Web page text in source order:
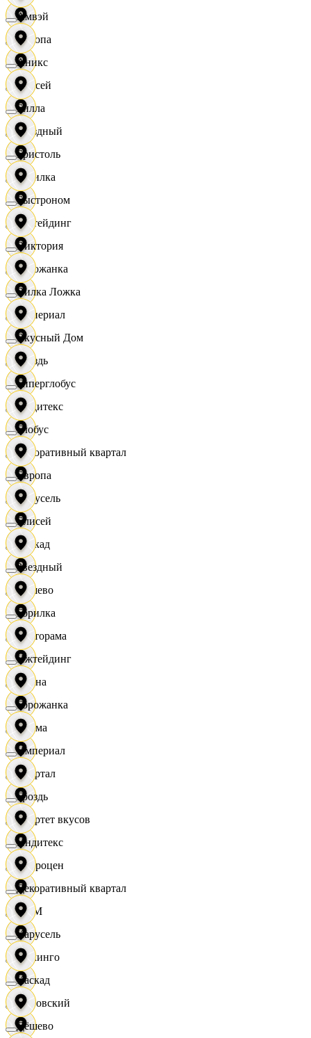
Европа
Елисей
Звездный
Горилка
Ижтейдинг
Горожанка
Империал
Гроздь
Индитекс
Декоративный квартал
Карусель
Каскад
Дёшево
Касторама
Диана
Дисма
Квартал
Квартет вкусов
Доброцен
ДОМ
Доминго
Кировский
Амвэй
Аникс
Билла
Бристоль
Быстроном
Виктория
Вилка Ложка
Вкусный Дом
Гиперглобус
Глобус
Европа
Елисей
Звездный
Горилка
Ижтейдинг
Горожанка
Империал
Гроздь
Индитекс
Декоративный квартал
Карусель
Каскад
Дёшево